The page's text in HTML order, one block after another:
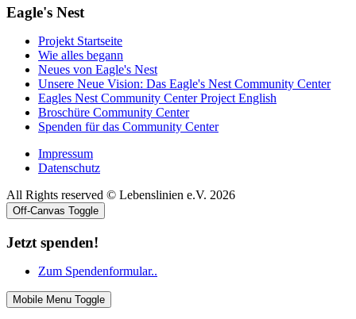
Eagle's Nest
Projekt Startseite
Wie alles begann
Neues von Eagle's Nest
Unsere Neue Vision: Das Eagle's Nest Community Center
Eagles Nest Community Center Project English
Broschüre Community Center
Spenden für das Community Center
Impressum
Datenschutz
All Rights reserved © Lebenslinien e.V. 2026
Off-Canvas Toggle
Jetzt spenden!
Zum Spendenformular..
Mobile Menu Toggle